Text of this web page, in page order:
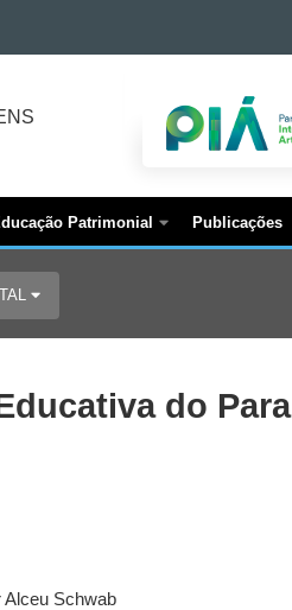
Patrimonial Publicações
do
Schwab